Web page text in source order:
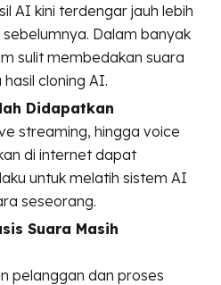
AI kini terdengar jauh lebih
Dalam banyak
sulit membedakan suara
cloning AI.
Didapatkan
streaming, hingga voice
di internet dapat
untuk melatih sistem AI
seseorang.
Suara Masih
pelanggan dan proses